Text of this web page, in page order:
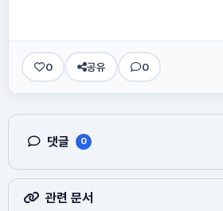
0 공유 0
댓글 0
관련 문서